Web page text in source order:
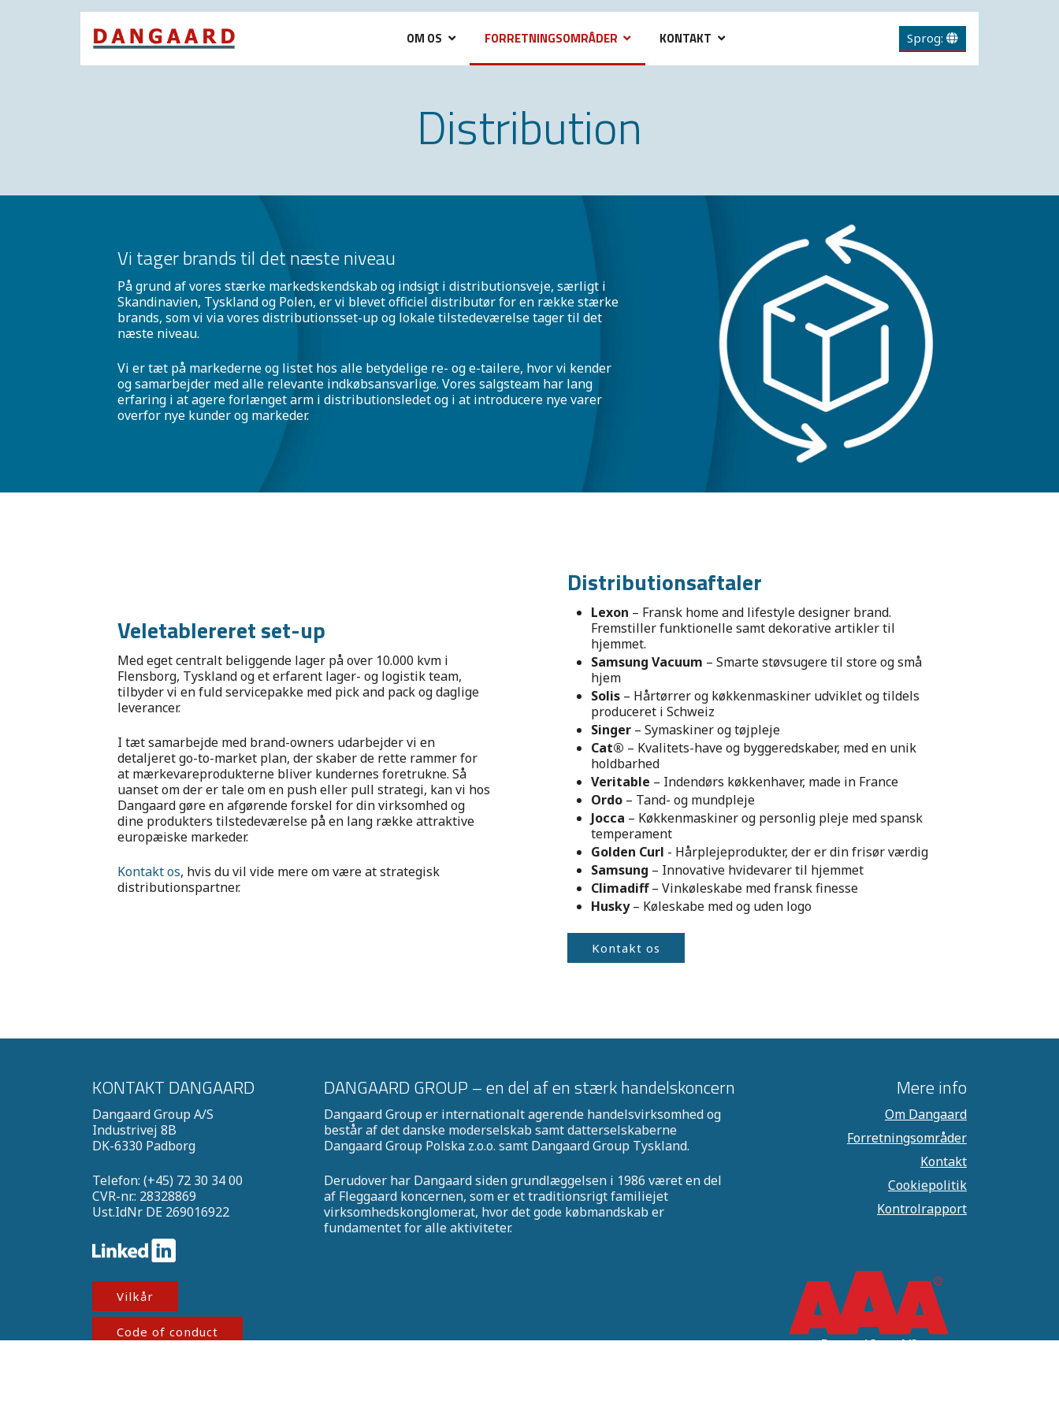
OM OS FORRETNINGSOMRÅDER KONTAKT Sprog:
Distribution
Vi tager brands til det næste niveau
På grund af vores stærke markedskendskab og indsigt i distributionsveje, særligt i
Skandinavien, Tyskland og Polen, er vi blevet officiel distributør for en række stærke
brands, som vi via vores distributionsset-up og lokale tilstedeværelse tager til det
næste niveau.
Vi er tæt på markederne og listet hos alle betydelige re- og e-tailere, hvor vi kender
og samarbejder med alle relevante indkøbsansvarlige. Vores salgsteam har lang
erfaring i at agere forlænget arm i distributionsledet og i at introducere nye varer
overfor nye kunder og markeder.
Veletablereret set-up
Med eget centralt beliggende lager på over 10.000 kvm i
Flensborg, Tyskland og et erfarent lager- og logistik team,
tilbyder vi en fuld servicepakke med pick and pack og daglige
leverancer.
I tæt samarbejde med brand-owners udarbejder vi en
detaljeret go-to-market plan, der skaber de rette rammer for
at mærkevareprodukterne bliver kundernes foretrukne. Så
uanset om der er tale om en push eller pull strategi, kan vi hos
Dangaard gøre en afgørende forskel for din virksomhed og
dine produkters tilstedeværelse på en lang række attraktive
europæiske markeder.
Kontakt os, hvis du vil vide mere om være at strategisk
distributionspartner.
Distributionsaftaler
Lexon – Fransk home and lifestyle designer brand.
Fremstiller funktionelle samt dekorative artikler til
hjemmet.
Samsung Vacuum – Smarte støvsugere til store og små
hjem
Solis – Hårtørrer og køkkenmaskiner udviklet og tildels
produceret i Schweiz
Singer – Symaskiner og tøjpleje
Cat® – Kvalitets-have og byggeredskaber, med en unik
holdbarhed
Veritable – Indendørs køkkenhaver, made in France
Ordo – Tand- og mundpleje
Jocca – Køkkenmaskiner og personlig pleje med spansk
temperament
Golden Curl - Hårplejeprodukter, der er din frisør værdig
Samsung – Innovative hvidevarer til hjemmet
Climadiff– Vinkøleskabe med fransk finesse
Husky– Køleskabe med og uden logo
Kontakt os
KONTAKT DANGAARD
Dangaard Group A/S
Industrivej 8B
DK-6330 Padborg
Telefon: (+45) 72 30 34 00
CVR-nr.: 28328869
Ust.IdNr DE 269016922
Vilkår
Code of conduct
DANGAARD GROUP – en del af en stærk handelskoncern
Dangaard Group er internationalt agerende handelsvirksomhed og
består af det danske moderselskab samt datterselskaberne
Dangaard Group Polska z.o.o. samt Dangaard Group Tyskland.
Derudover har Dangaard siden grundlæggelsen i 1986 været en del
af Fleggaard koncernen, som er et traditionsrigt familiejet
virksomhedskonglomerat, hvor det gode købmandskab er
fundamentet for alle aktiviteter.
Mere info
Om Dangaard
Forretningsområder
Kontakt
Cookiepolitik
Kontrolrapport